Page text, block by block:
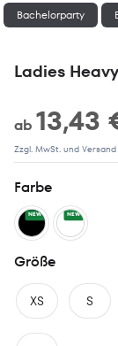
Bachelorparty
Ladies
ab 13,43
Zzgl. MwSt. und Versand
Farbe
NEW NEW
Größe
XS S